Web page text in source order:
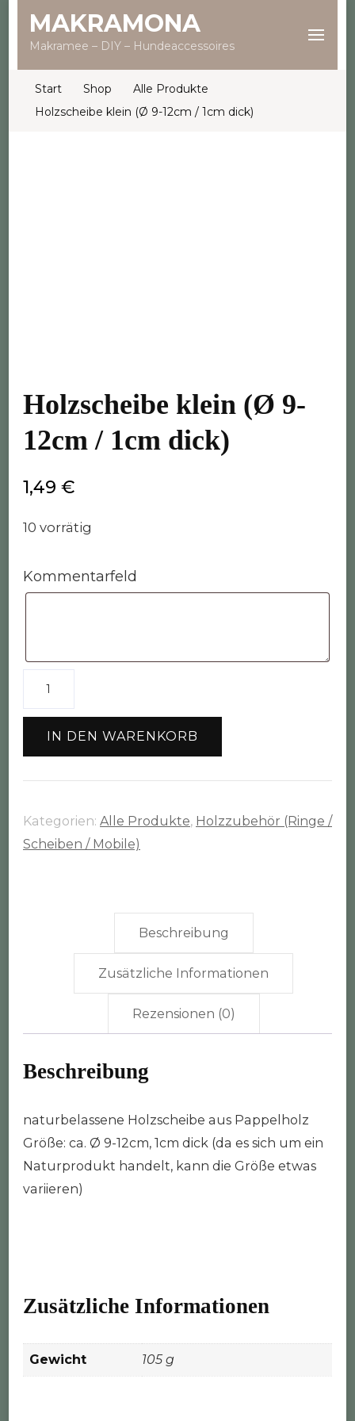
MAKRAMONA
Makramee – DIY – Hundeaccessoires
Start Shop
Alle Produkte
Holzscheibe klein (Ø 9-12cm / 1cm dick)
Holzscheibe klein (Ø 9-
12cm / 1cm dick)
1,49 €
10 vorrätig
Kommentarfeld
1cm
dick)
IN DEN WARENKORB
Kategorien: Alle Produkte, Holzzubehör (Ringe /
Scheiben / Mobile)
Beschreibung
Zusätzliche Informationen
Rezensionen (0)
Beschreibung
naturbelassene Holzscheibe aus Pappelholz
Größe: ca. Ø 9-12cm, 1cm dick (da es sich um ein
Naturprodukt handelt, kann die Größe etwas
variieren)
Zusätzliche Informationen
Gewicht 105 g